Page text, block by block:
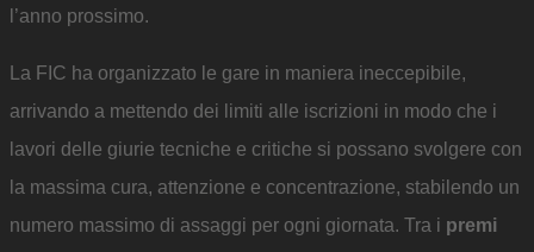
l’anno prossimo.
La FIC ha organizzato le gare in maniera ineccepibile,
arrivando a mettendo dei limiti alle iscrizioni in modo che i
lavori delle giurie tecniche e critiche si possano svolgere con
la massima cura, attenzione e concentrazione, stabilendo un
numero massimo di assaggi per ogni giornata. Tra i premi